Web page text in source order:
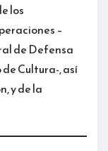
los
–
de Defensa
Cultura-, así
y de la